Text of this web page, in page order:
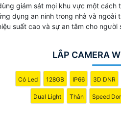
giám sát mọi khu vực một cách
dụng an ninh trong nhà và ngoài
suất cao và sự an tâm cho người
LẮP CAMERA
Có Led 128GB IP66 3D DNR
Dual Light Thân Speed